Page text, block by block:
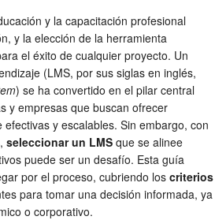
y la capacitación profesional
y la elección de la herramienta
el éxito de cualquier proyecto. Un
(LMS, por sus siglas en inglés,
) se ha convertido en el pilar central
y empresas que buscan ofrecer
y escalables. Sin embargo, con
seleccionar un LMS que se alinee
puede ser un desafío. Esta guía
por el proceso, cubriendo los criterios
para tomar una decisión informada, ya
o corporativo.